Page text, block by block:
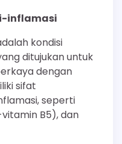
inflamasi
kondisi
ditujukan untuk
dengan
sifat
seperti
B5), dan